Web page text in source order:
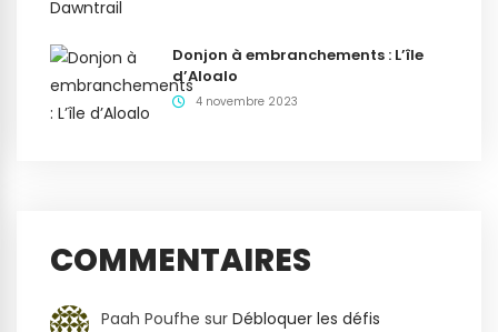
Donjon à embranchements : L’île
d’Aloalo
4 novembre 2023
COMMENTAIRES
Paah Poufhe sur Débloquer les défis